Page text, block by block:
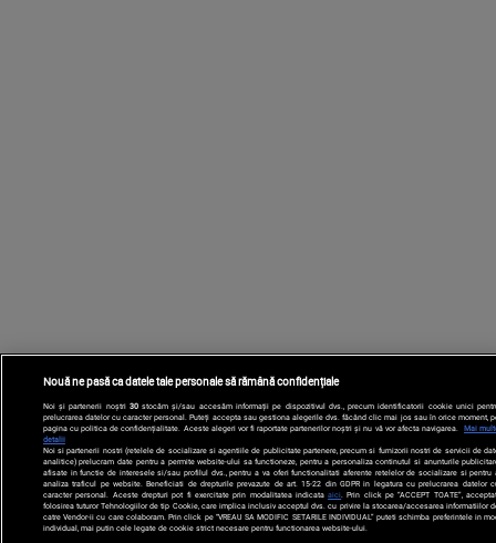
Nouă ne pasă ca datele tale personale să rămână confidențiale
Noi și partenerii noștri 30stocăm și/sau accesăm informații pe dispozitivul dvs., precum identificatorii cookie unici
prelucrarea datelor cu caracter personal. Puteți accepta sau gestiona alegerile dvs. făcând clic mai jos sau în orice moment,
pagina cu politica de confidențialitate. Aceste alegeri vor fi raportate partenerilor noștri și nu vă vor afecta navigarea.
Mai
detalii
Noi si partenerii nostri (retelele de socializare si agentiile de publicitate partenere, precum si furnizorii nostri de servicii de
analitice) prelucram date pentru a permite website-ului sa functioneze, pentru a personaliza continutul si anunturile
afisate in functie de interesele si/sau profilul dvs., pentru a va oferi functionalitati aferente retelelor de socializare si pentru
analiza traficul pe website. Beneficiati de drepturile prevazute de art. 15-22 din GDPR in legatura cu prelucrarea datelor
caracter personal. Aceste drepturi pot fi exercitate prin modalitatea indicataaici . Prin click pe “ACCEPT TOATE”,
folosirea tuturor Tehnologiilor de tip Cookie, care implica inclusiv acceptul dvs. cu privire la stocarea/accesarea informatiilor
catre Vendor-ii cu care colaboram. Prin click pe “VREAU SA MODIFIC SETARILE INDIVIDUAL” puteti schimba preferintele in
individual, mai putin cele legate de cookie strict necesare pentru functionarea website-ului.